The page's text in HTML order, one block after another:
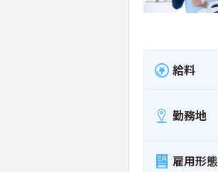
給料
勤務地
雇用形態